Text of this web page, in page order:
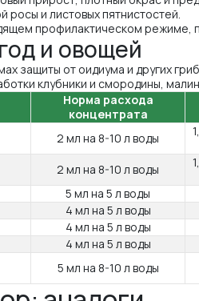
росы и листовых пятнистостей.
профилактическом режиме,
и овощей
защиты от оидиума и других
клубники и смородины,
Норма расхода
концентрата
2 мл на 8-10 л воды
2 мл на 8-10 л воды
5 мл на 5 л воды
4 мл на 5 л воды
4 мл на 5 л воды
4 мл на 5 л воды
5 мл на 8-10 л воды